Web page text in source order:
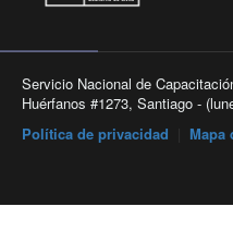
Servicio Nacional de
Huérfanos #1273, Santiago -
Política de privacidad
Mapa